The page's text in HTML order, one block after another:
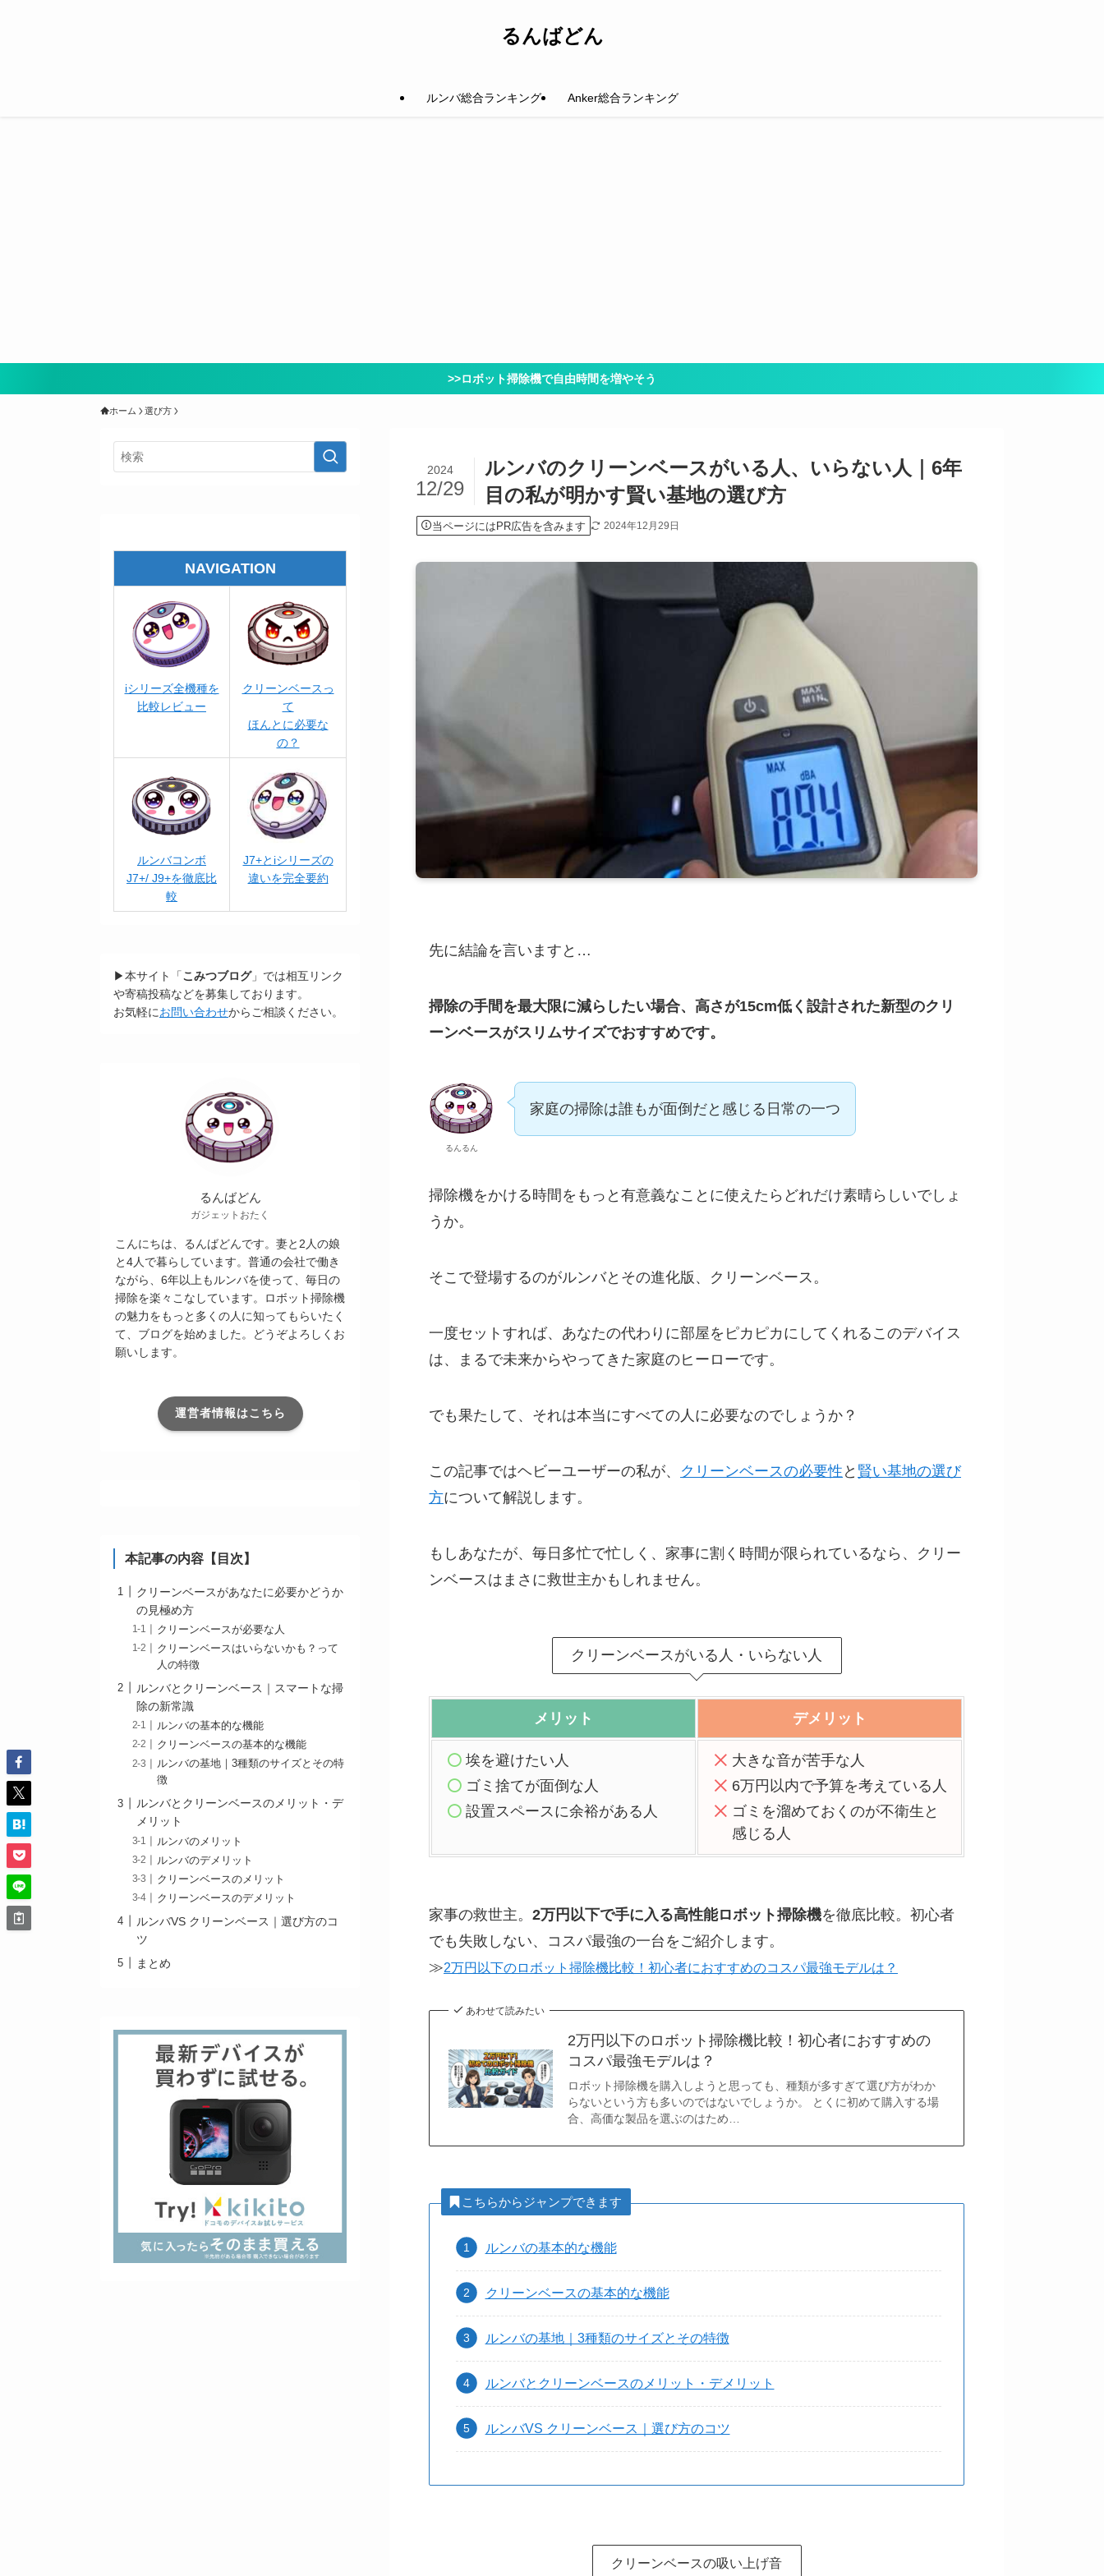
るんばどん
ルンバ総合ランキング Anker総合ランキング
>>ロボット掃除機で自由時間を増やそう
ホーム 選び方
ルンバのクリーンベースがいる人、いらない人｜6年
目の私が明かす賢い基地の選び方
2024
12/29
当ページにはPR広告を含みます 2024年12月29日
先に結論を言いますと…
掃除の手間を最大限に減らしたい場合、高さが15cm低く設計された新型のクリ
ーンベースがスリムサイズでおすすめです。
るんるん
家庭の掃除は誰もが面倒だと感じる日常の一つ
掃除機をかける時間をもっと有意義なことに使えたらどれだけ素晴らしいでしょ
うか。
そこで登場するのがルンバとその進化版、クリーンベース。
一度セットすれば、あなたの代わりに部屋をピカピカにしてくれるこのデバイス
は、まるで未来からやってきた家庭のヒーローです。
でも果たして、それは本当にすべての人に必要なのでしょうか？
この記事ではヘビーユーザーの私が、 クリーンベースの必要性 と 賢い基地の選び
方について解説します。
もしあなたが、毎日多忙で忙しく、家事に割く時間が限られているなら、クリー
ンベースはまさに救世主かもしれません。
クリーンベースがいる人・いらない人
メリット デメリット
埃を避けたい人
ゴミ捨てが面倒な人
設置スペースに余裕がある人
大きな音が苦手な人
6万円以内で予算を考えている人
ゴミを溜めておくのが不衛生と
感じる人
家事の救世主。 2万円以下で手に入る高性能ロボット掃除機を徹底比較。初心者
でも失敗しない、コスパ最強の一台をご紹介します。
≫2万円以下のロボット掃除機比較！初心者におすすめのコスパ最強モデルは？
あわせて読みたい
2万円以下のロボット掃除機比較！初心者におすすめの
コスパ最強モデルは？
ロボット掃除機を購入しようと思っても、種類が多すぎて選び方がわか
らないという方も多いのではないでしょうか。 とくに初めて購入する場
合、高価な製品を選ぶのはため…
こちらからジャンプできます
ルンバの基本的な機能
クリーンベースの基本的な機能
ルンバの基地｜3種類のサイズとその特徴
ルンバとクリーンベースのメリット・デメリット
ルンバVS クリーンベース｜選び方のコツ
クリーンベースの吸い上げ音
NAVIGATION
iシリーズ全機種を
比較レビュー
クリーンベースっ
て
ほんとに必要な
の？
ルンバコンボ
J7+/ J9+を徹底比
較
J7+とiシリーズの
違いを完全要約
▶本サイト「こみつブログ」では相互リンク
や寄稿投稿などを募集しております。
お気軽にお問い合わせからご相談ください。
るんばどん
ガジェットおたく
こんにちは、るんばどんです。妻と2人の娘
と4人で暮らしています。普通の会社で働き
ながら、6年以上もルンバを使って、毎日の
掃除を楽々こなしています。ロボット掃除機
の魅力をもっと多くの人に知ってもらいたく
て、ブログを始めました。どうぞよろしくお
願いします。
運営者情報はこちら
本記事の内容【目次】
クリーンベースがあなたに必要かどうか
の見極め方
クリーンベースが必要な人
クリーンベースはいらないかも？って
人の特徴
ルンバとクリーンベース｜スマートな掃
除の新常識
ルンバの基本的な機能
クリーンベースの基本的な機能
ルンバの基地｜3種類のサイズとその特
徴
ルンバとクリーンベースのメリット・デ
メリット
ルンバのメリット
ルンバのデメリット
クリーンベースのメリット
クリーンベースのデメリット
ルンバVS クリーンベース｜選び方のコ
ツ
まとめ